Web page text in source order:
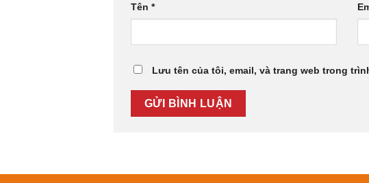
Tên*
Lưu tên của tôi, email, và trang web trong